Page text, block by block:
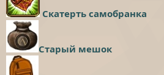
Скатерть самобранка
Старый мешок